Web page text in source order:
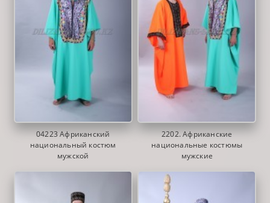
04223 Африканский
национальный костюм
мужской
2202. Африканские
национальные костюмы
мужские